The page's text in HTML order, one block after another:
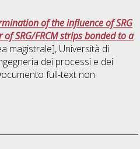
of the influence of SRG
SRG/FRCM strips bonded to a
magistrale], Università di
dei processi e dei
full-text non